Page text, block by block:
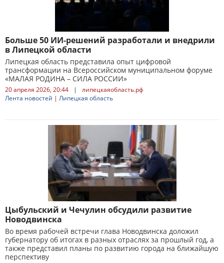
Больше 50 ИИ-решений разработали и внедрили
в Липецкой области
Липецкая область представила опыт цифровой
трансформации на Всероссийском муниципальном форуме
«МАЛАЯ РОДИНА – СИЛА РОССИИ»
20 апреля 2026, 20:44 |
липецкаяобласть.рф
Лента новостей | Липецкая область
Цыбульский и Чечулин обсудили развитие
Новодвинска
Во время рабочей встречи глава Новодвинска доложил
губернатору об итогах в разных отраслях за прошлый год, а
также представил планы по развитию города на ближайшую
перспективу